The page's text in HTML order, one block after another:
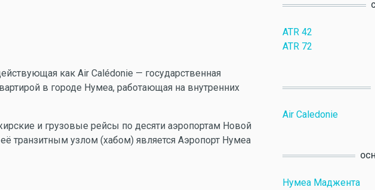
как Air Calédonie — государственная
в городе Нумеа, работающая на внутренних
и грузовые рейсы по десяти аэропортам Новой
транзитным узлом (хабом) является Аэропорт Нумеа
ATR 42
ATR 72
Air Caledonie
Нумеа Маджента